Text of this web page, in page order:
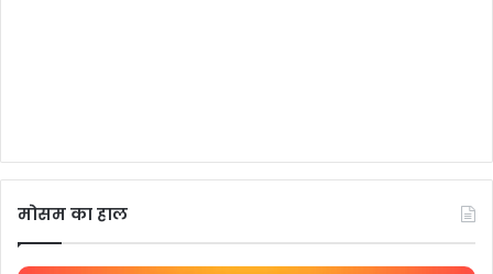
मोसम का हाल